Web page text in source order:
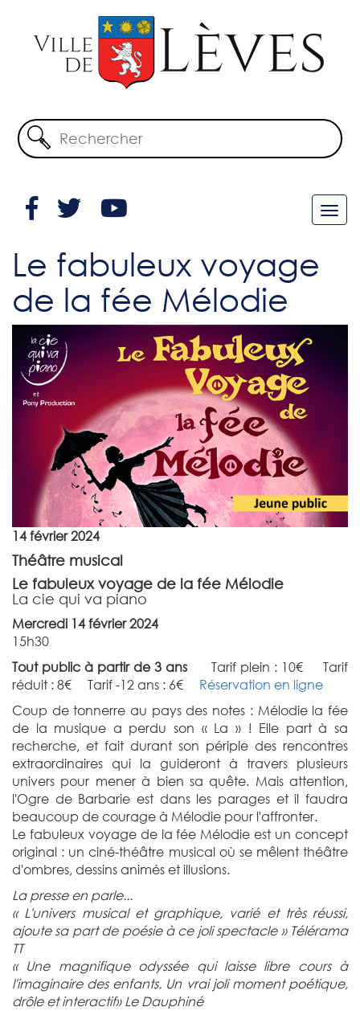
Le fabuleux voyage
de la fée Mélodie
14 février 2024
Théâtre musical
Le fabuleux voyage de la fée Mélodie
La cie qui va piano
Mercredi 14 février 2024
15h30
Tout public à partir de 3 ans Tarif plein : 10€ Tarif
réduit : 8€ Tarif -12 ans : 6€ Réservation en ligne
Coup de tonnerre au pays des notes : Mélodie la fée
de la musique a perdu son « La » ! Elle part à sa
recherche, et fait durant son périple des rencontres
extraordinaires qui la guideront à travers plusieurs
univers pour mener à bien sa quête. Mais attention,
l'Ogre de Barbarie est dans les parages et il faudra
beaucoup de courage à Mélodie pour l'affronter.
Le fabuleux voyage de la fée Mélodie est un concept
original : un ciné-théâtre musical où se mêlent théâtre
d'ombres, dessins animés et illusions.
La presse en parle...
« L'univers musical et graphique, varié et très réussi,
ajoute sa part de poésie à ce joli spectacle » Télérama
TT
« Une magnifique odyssée qui laisse libre cours à
l'imaginaire des enfants. Un vrai joli moment poétique,
drôle et interactif» Le Dauphiné